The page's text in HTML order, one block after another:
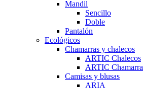
Mandil
Sencillo
Doble
Pantalón
Ecológicos
Chamarras y chalecos
ARTIC Chalecos
ARTIC Chamarra
Camisas y blusas
ARIA